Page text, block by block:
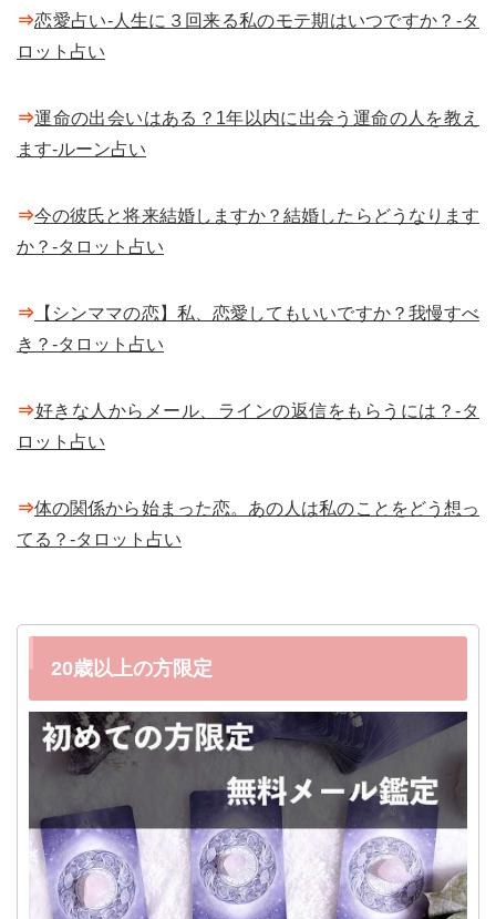
⇒恋愛占い-人生に３回来る私のモテ期はいつですか？-タ
ロット占い
⇒運命の出会いはある？1年以内に出会う運命の人を教え
ます-ルーン占い
⇒今の彼氏と将来結婚しますか？結婚したらどうなります
か？-タロット占い
⇒ 【シンママの恋】私、恋愛してもいいですか？我慢すべ
き？-タロット占い
⇒好きな人からメール、ラインの返信をもらうには？-タ
ロット占い
⇒体の関係から始まった恋。あの人は私のことをどう想っ
てる？-タロット占い
20歳以上の方限定